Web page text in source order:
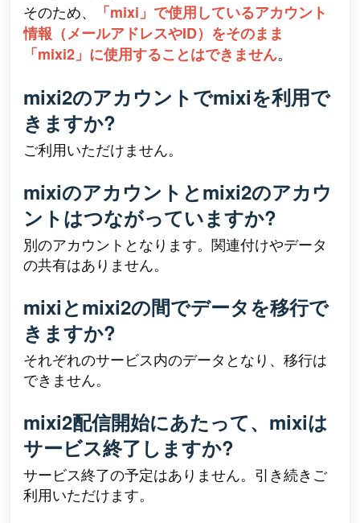
そのため、
「mixi」で使用しているアカウント
情報（メールアドレスやID）をそのまま
「mixi2」に使用することはできません。
mixi2のアカウントでmixiを利用で
きますか?
ご利用いただけません。
mixiのアカウントとmixi2のアカウ
ントはつながっていますか?
別のアカウントとなります。関連付けやデータ
の共有はありません。
mixiとmixi2の間でデータを移行で
きますか?
それぞれのサービス内のデータとなり、移行は
できません。
mixi2配信開始にあたって、mixiは
サービス終了しますか?
サービス終了の予定はありません。引き続きご
利用いただけます。